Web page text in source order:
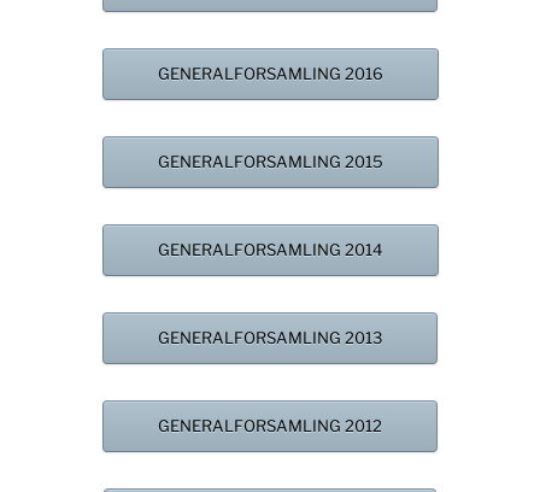
GENERALFORSAMLING 2016
GENERALFORSAMLING 2015
GENERALFORSAMLING 2014
GENERALFORSAMLING 2013
GENERALFORSAMLING 2012